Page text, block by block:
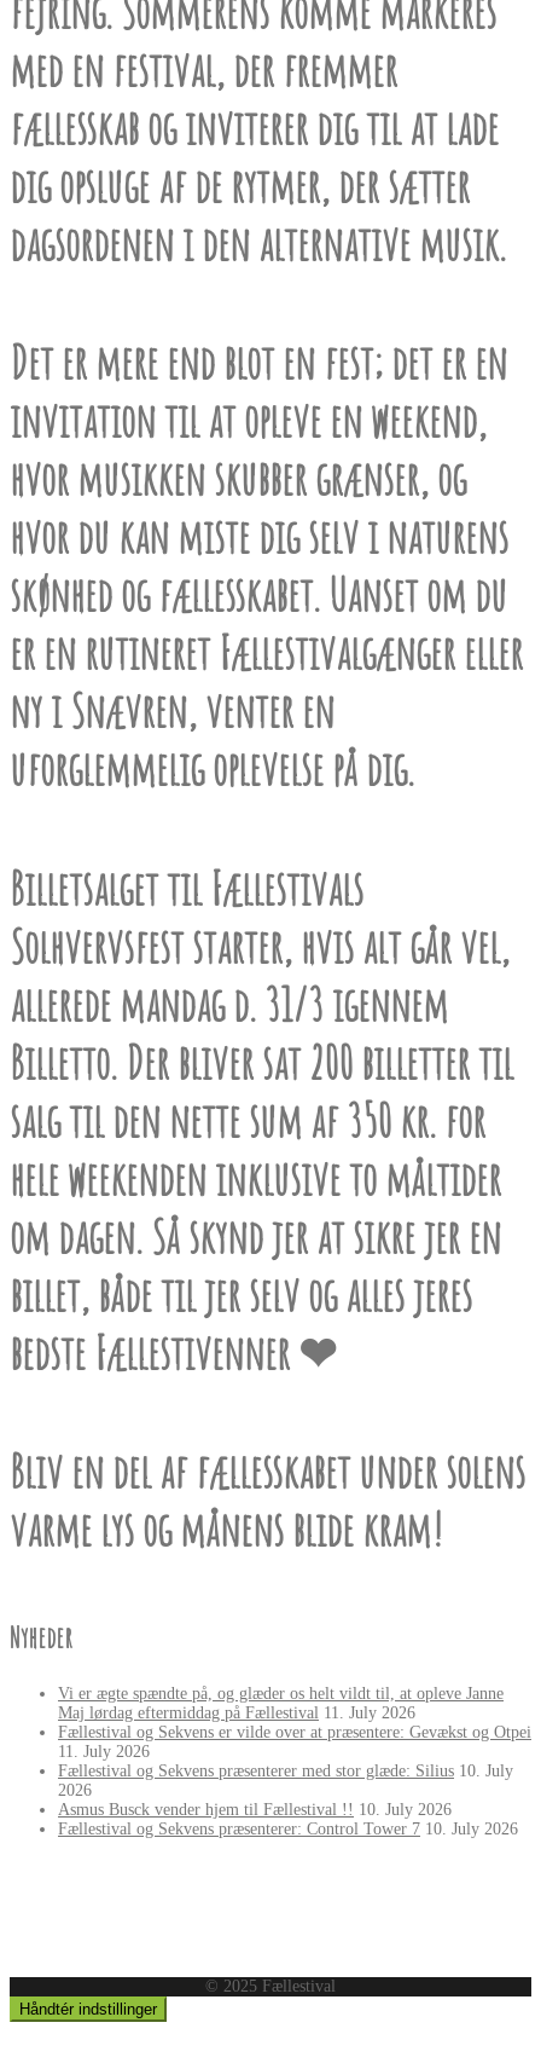
med en festival, der fremmer
fællesskab og inviterer dig til at lade
dig opsluge af de rytmer, der sætter
dagsordenen i den alternative musik.
Det er mere end blot en fest; det er en
invitation til at opleve en weekend,
hvor musikken skubber grænser, og
hvor du kan miste dig selv i naturens
skønhed og fællesskabet. Uanset om du
er en rutineret Fællestivalgænger eller
ny i Snævren, venter en
uforglemmelig oplevelse på dig.
Billetsalget til Fællestivals
Solhvervsfest starter, hvis alt går vel,
allerede mandag d. 31/3 igennem
Billetto. Der bliver sat 200 billetter til
salg til den nette sum af 350 kr. for
hele weekenden inklusive to måltider
om dagen. Så skynd jer at sikre jer en
billet, både til jer selv og alles jeres
bedste Fællestivenner ❤
Bliv en del af fællesskabet under solens
varme lys og månens blide kram!
Nyheder
Vi er ægte spændte på, og glæder os helt vildt til, at opleve Janne
Maj lørdag eftermiddag på Fællestival 11. July 2026
Fællestival og Sekvens er vilde over at præsentere: Gevækst og Otpei
11. July 2026
Fællestival og Sekvens præsenterer med stor glæde: Silius 10. July
2026
Asmus Busck vender hjem til Fællestival !! 10. July 2026
Fællestival og Sekvens præsenterer: Control Tower 7 10. July 2026
© 2025 Fællestival
Håndtér indstillinger